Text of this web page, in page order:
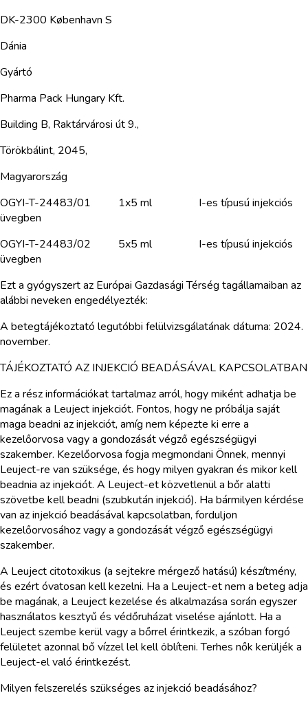
DK-2300 København S
Dánia
Gyártó
Pharma Pack Hungary Kft.
Building B, Raktárvárosi út 9.,
Törökbálint, 2045,
Magyarország
OGYI-T-24483/01 1x5 ml I-es típusú injekciós
üvegben
OGYI-T-24483/02 5x5 ml I-es típusú injekciós
üvegben
Ezt a gyógyszert az Európai Gazdasági Térség tagállamaiban az
alábbi neveken engedélyezték:
A betegtájékoztató legutóbbi felülvizsgálatának dátuma: 2024.
november.
TÁJÉKOZTATÓ AZ INJEKCIÓ BEADÁSÁVAL KAPCSOLATBAN
Ez a rész információkat tartalmaz arról, hogy miként adhatja be
magának a Leuject injekciót. Fontos, hogy ne próbálja saját
maga beadni az injekciót, amíg nem képezte ki erre a
kezelőorvosa vagy a gondozását végző egészségügyi
szakember. Kezelőorvosa fogja megmondani Önnek, mennyi
Leuject-re van szüksége, és hogy milyen gyakran és mikor kell
beadnia az injekciót. A Leuject-et közvetlenül a bőr alatti
szövetbe kell beadni (szubkután injekció). Ha bármilyen kérdése
van az injekció beadásával kapcsolatban, forduljon
kezelőorvosához vagy a gondozását végző egészségügyi
szakember.
A Leuject citotoxikus (a sejtekre mérgező hatású) készítmény,
és ezért óvatosan kell kezelni. Ha a Leuject-et nem a beteg adja
be magának, a Leuject kezelése és alkalmazása során egyszer
használatos kesztyű és védőruházat viselése ajánlott. Ha a
Leuject szembe kerül vagy a bőrrel érintkezik, a szóban forgó
felületet azonnal bő vízzel lel kell öblíteni. Terhes nők kerüljék a
Leuject-el való érintkezést.
Milyen felszerelés szükséges az injekció beadásához?